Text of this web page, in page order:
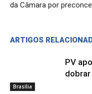
da Câmara por
ARTIGOS
Brasília
PV
dobrar